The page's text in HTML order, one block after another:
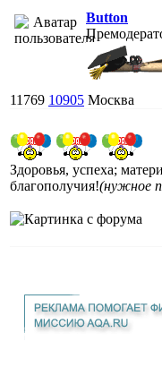
Button
11769 10905 Москва
Здоровья, успеха;
благополучия!(нужное